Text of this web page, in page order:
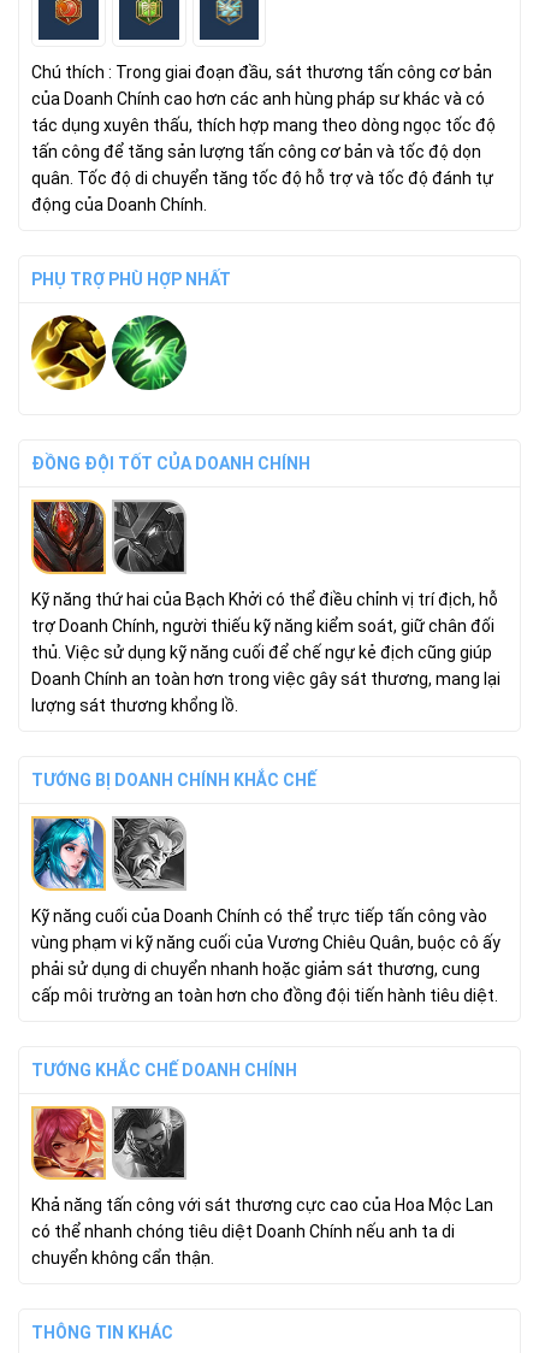
Chú thích : Trong giai đoạn đầu, sát thương tấn công cơ bản
của Doanh Chính cao hơn các anh hùng pháp sư khác và có
tác dụng xuyên thấu, thích hợp mang theo dòng ngọc tốc độ
tấn công để tăng sản lượng tấn công cơ bản và tốc độ dọn
quân. Tốc độ di chuyển tăng tốc độ hỗ trợ và tốc độ đánh tự
động của Doanh Chính.
PHỤ TRỢ PHÙ HỢP NHẤT
ĐỒNG ĐỘI TỐT CỦA DOANH CHÍNH
Kỹ năng thứ hai của Bạch Khởi có thể điều chỉnh vị trí địch, hỗ
trợ Doanh Chính, người thiếu kỹ năng kiểm soát, giữ chân đối
thủ. Việc sử dụng kỹ năng cuối để chế ngự kẻ địch cũng giúp
Doanh Chính an toàn hơn trong việc gây sát thương, mang lại
lượng sát thương khổng lồ.
TƯỚNG BỊ DOANH CHÍNH KHẮC CHẾ
Kỹ năng cuối của Doanh Chính có thể trực tiếp tấn công vào
vùng phạm vi kỹ năng cuối của Vương Chiêu Quân, buộc cô ấy
phải sử dụng di chuyển nhanh hoặc giảm sát thương, cung
cấp môi trường an toàn hơn cho đồng đội tiến hành tiêu diệt.
TƯỚNG KHẮC CHẾ DOANH CHÍNH
Khả năng tấn công với sát thương cực cao của Hoa Mộc Lan
có thể nhanh chóng tiêu diệt Doanh Chính nếu anh ta di
chuyển không cẩn thận.
THÔNG TIN KHÁC